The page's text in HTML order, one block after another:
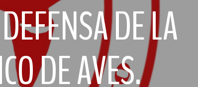
DE LA
DE AVES.